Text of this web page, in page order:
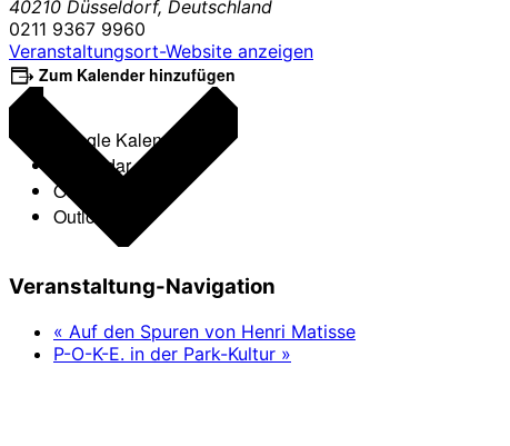
40210 Düsseldorf, Deutschland
0211 9367 9960
Veranstaltungsort-Website anzeigen
Zum Kalender hinzufügen
Google Kalender
iCalendar
Outlook 365
Outlook Live
Veranstaltung-Navigation
« Auf den Spuren von Henri Matisse
P-O-K-E. in der Park-Kultur »